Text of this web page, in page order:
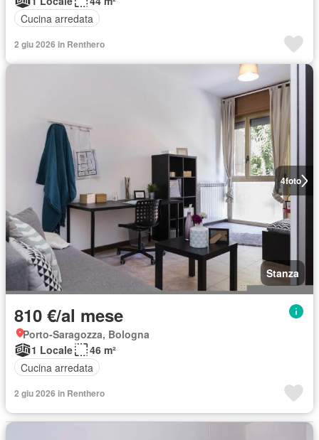
Cucina arredata
2 giu 2026 in Renthero
4foto
Stanza
810 €/al mese
Porto-Saragozza, Bologna
1 Locale
46 m²
Cucina arredata
2 giu 2026 in Renthero